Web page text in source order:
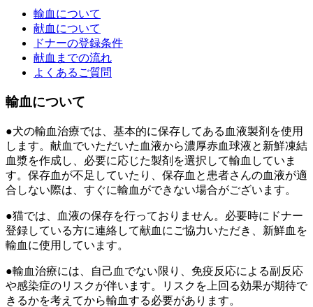
輸血について
献血について
ドナーの登録条件
献血までの流れ
よくあるご質問
輸血について
●犬の輸血治療では、基本的に保存してある血液製剤を使用
します。献血でいただいた血液から濃厚赤血球液と新鮮凍結
血漿を作成し、必要に応じた製剤を選択して輸血していま
す。保存血が不足していたり、保存血と患者さんの血液が適
合しない際は、すぐに輸血ができない場合がございます。
●猫では、血液の保存を行っておりません。必要時にドナー
登録している方に連絡して献血にご協力いただき、新鮮血を
輸血に使用しています。
●輸血治療には、自己血でない限り、免疫反応による副反応
や感染症のリスクが伴います。リスクを上回る効果が期待で
きるかを考えてから輸血する必要があります。